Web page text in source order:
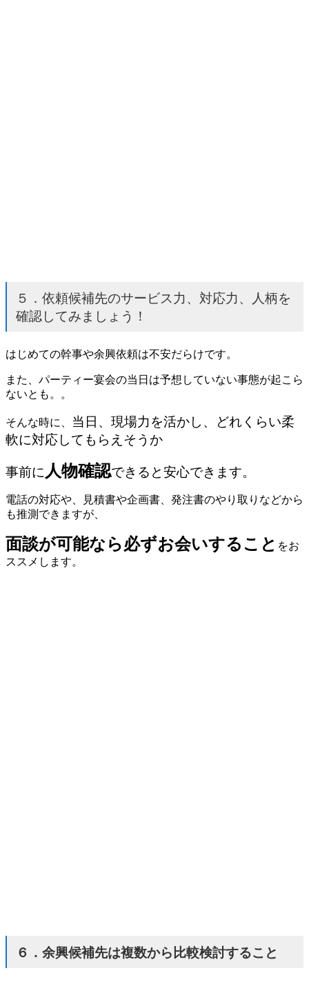
５．依頼候補先のサービス力、対応力、人柄を
確認してみましょう！
はじめての幹事や余興依頼は不安だらけです。
また、パーティー宴会の当日は予想していない事態が起こら
ないとも。。
そんな時に、 当日、現場力を活かし、どれくらい柔
軟に対応してもらえそうか
事前に 人物確認できると安心できます。
電話の対応や、見積書や企画書、発注書のやり取りなどから
も推測できますが、
面談が可能なら必ずお会いすること をお
ススメします。
６．余興候補先は複数から比較検討すること